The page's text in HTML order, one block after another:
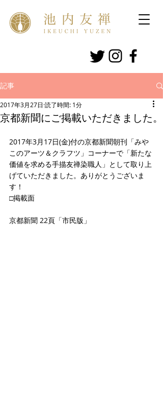
記事
京都新聞にご掲載いただきました。
2017年3月27日 読了時間: 1分
2017年3月17日(金)付の京都新聞朝刊「みや
このアーツ＆クラフツ」コーナーで「新たな
価値を求める手描友禅染職人」として取り上
げていただきました。ありがとうございま
す！
□掲載面
京都新聞 22頁「市民版」